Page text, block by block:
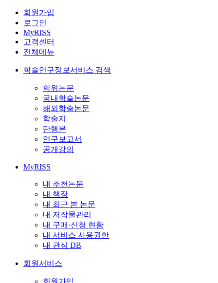
회원가입
로그인
MyRISS
고객센터
전체메뉴
학술연구정보서비스 검색
학위논문
국내학술논문
해외학술논문
학술지
단행본
연구보고서
공개강의
MyRISS
내 추천논문
내 책장
내 최근 본 논문
내 저작물관리
내 구매·신청 현황
내 서비스 사용권한
내 관심 DB
회원서비스
회원가입